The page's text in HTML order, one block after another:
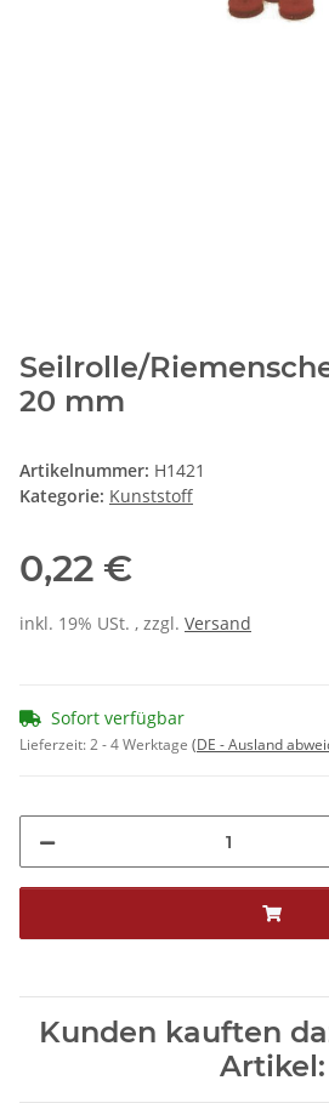
Seilrolle/
20 mm
Artikelnummer: H1421
Kategorie: Kunststoff
0,22 €
inkl. 19% USt. , zzgl. Versand
Sofort verfügbar
Lieferzeit:2 - 4 Werktage (DE - Ausland
Kunden kauften
Artikel: